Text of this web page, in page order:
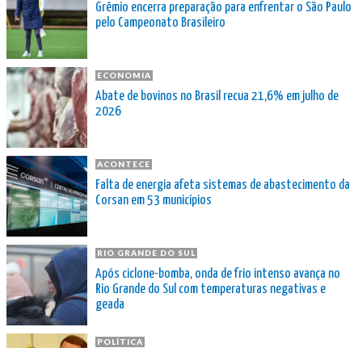
Grêmio encerra preparação para enfrentar o São Paulo
pelo Campeonato Brasileiro
ECONOMIA
Abate de bovinos no Brasil recua 21,6% em julho de
2026
ACONTECE
Falta de energia afeta sistemas de abastecimento da
Corsan em 53 municípios
RIO GRANDE DO SUL
Após ciclone-bomba, onda de frio intenso avança no
Rio Grande do Sul com temperaturas negativas e
geada
POLÍTICA